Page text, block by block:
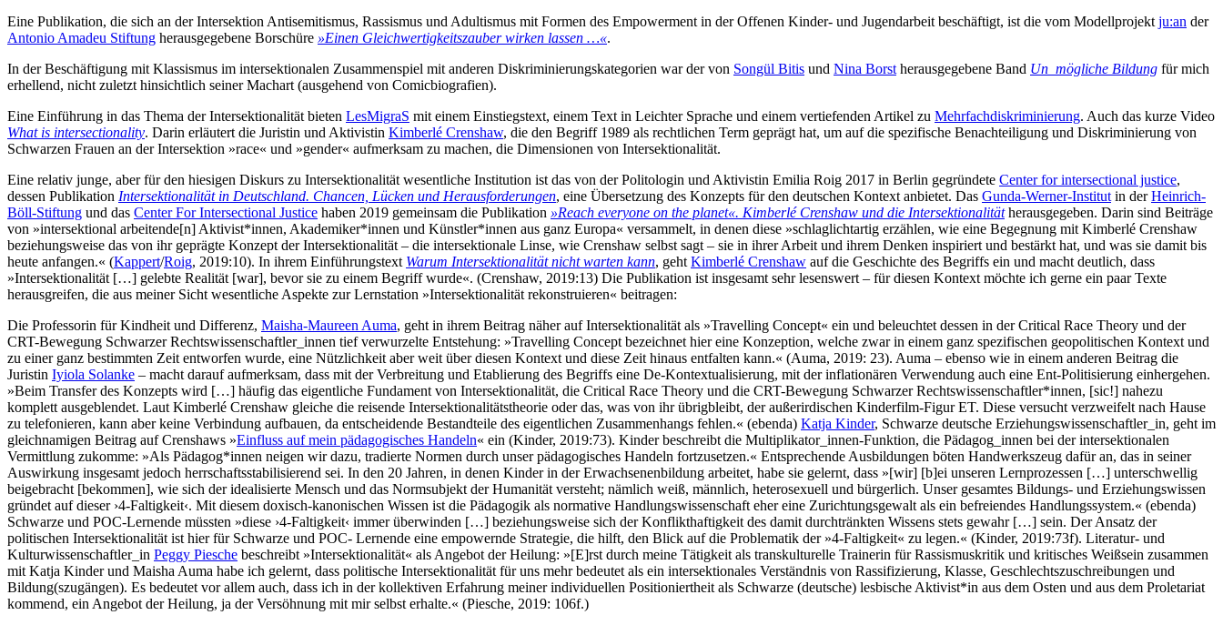
Eine Publikation, die sich an der Intersektion Antisemitismus, Rassismus und Adultismus mit Formen des Empowerment in der Offenen Kinder- und Jugendarbeit beschäftigt, ist die vom Modellprojekt ju:an der
Antonio Amadeu Stiftung herausgegebene Borschüre »Einen Gleichwertigkeitszauber wirken lassen …«.
In der Beschäftigung mit Klassismus im intersektionalen Zusammenspiel mit anderen Diskriminierungskategorien war der von Songül Bitis und Nina Borst herausgegebene Band Un_mögliche Bildung für mich
erhellend, nicht zuletzt hinsichtlich seiner Machart (ausgehend von Comicbiografien).
Eine Einführung in das Thema der Intersektionalität bieten LesMigraS mit einem Einstiegstext, einem Text in Leichter Sprache und einem vertiefenden Artikel zu Mehrfachdiskriminierung. Auch das kurze Video
What is intersectionality. Darin erläutert die Juristin und Aktivistin Kimberlé Crenshaw, die den Begriff 1989 als rechtlichen Term geprägt hat, um auf die spezifische Benachteiligung und Diskriminierung von
Schwarzen Frauen an der Intersektion »race« und »gender« aufmerksam zu machen, die Dimensionen von Intersektionalität.
Eine relativ junge, aber für den hiesigen Diskurs zu Intersektionalität wesentliche Institution ist das von der Politologin und Aktivistin Emilia Roig 2017 in Berlin gegründete Center for intersectional justice,
dessen Publikation Intersektionalität in Deutschland. Chancen, Lücken und Herausforderungen, eine Übersetzung des Konzepts für den deutschen Kontext anbietet. Das Gunda-Werner-Institut in derHeinrich-
Böll-Stiftung und das Center For Intersectional Justice haben 2019 gemeinsam die Publikation »Reach everyone on the planet«. Kimberlé Crenshaw und die Intersektionalitätherausgegeben. Darin sind Beiträge
von »intersektional arbeitende[n] Aktivist*innen, Akademiker*innen und Künstler*innen aus ganz Europa« versammelt, in denen diese »schlaglichtartig erzählen, wie eine Begegnung mit Kimberlé Crenshaw
beziehungsweise das von ihr geprägte Konzept der Intersektionalität – die intersektionale Linse, wie Crenshaw selbst sagt – sie in ihrer Arbeit und ihrem Denken inspiriert und bestärkt hat, und was sie damit bis
heute anfangen.« (Kappert/Roig, 2019:10). In ihrem Einführungstext Warum Intersektionalität nicht warten kann, geht Kimberlé Crenshaw auf die Geschichte des Begriffs ein und macht deutlich, dass
»Intersektionalität […] gelebte Realität [war], bevor sie zu einem Begriff wurde«. (Crenshaw, 2019:13) Die Publikation ist insgesamt sehr lesenswert – für diesen Kontext möchte ich gerne ein paar Texte
herausgreifen, die aus meiner Sicht wesentliche Aspekte zur Lernstation »Intersektionalität rekonstruieren« beitragen:
Die Professorin für Kindheit und Differenz, Maisha-Maureen Auma, geht in ihrem Beitrag näher auf Intersektionalität als »Travelling Concept« ein und beleuchtet dessen in der Critical Race Theory und der
CRT-Bewegung Schwarzer Rechtswissenschaftler_innen tief verwurzelte Entstehung: »Travelling Concept bezeichnet hier eine Konzeption, welche zwar in einem ganz spezifischen geopolitischen Kontext und
zu einer ganz bestimmten Zeit entworfen wurde, eine Nützlichkeit aber weit über diesen Kontext und diese Zeit hinaus entfalten kann.« (Auma, 2019: 23). Auma – ebenso wie in einem anderen Beitrag die
Juristin Iyiola Solanke – macht darauf aufmerksam, dass mit der Verbreitung und Etablierung des Begriffs eine De-Kontextualisierung, mit der inflationären Verwendung auch eine Ent-Politisierung einhergehen.
»Beim Transfer des Konzepts wird […] häufig das eigentliche Fundament von Intersektionalität, die Critical Race Theory und die CRT-Bewegung Schwarzer Rechtswissenschaftler*innen, [sic!] nahezu
komplett ausgeblendet. Laut Kimberlé Crenshaw gleiche die reisende Intersektionalitätstheorie oder das, was von ihr übrigbleibt, der außerirdischen Kinderfilm-Figur ET. Diese versucht verzweifelt nach Hause
zu telefonieren, kann aber keine Verbindung aufbauen, da entscheidende Bestandteile des eigentlichen Zusammenhangs fehlen.« (ebenda) Katja Kinder, Schwarze deutsche Erziehungswissenschaftler_in, geht im
gleichnamigen Beitrag auf Crenshaws »Einfluss auf mein pädagogisches Handeln« ein (Kinder, 2019:73). Kinder beschreibt die Multiplikator_innen-Funktion, die Pädagog_innen bei der intersektionalen
Vermittlung zukomme: »Als Pädagog*innen neigen wir dazu, tradierte Normen durch unser pädagogisches Handeln fortzusetzen.« Entsprechende Ausbildungen böten Handwerkszeug dafür an, das in seiner
Auswirkung insgesamt jedoch herrschaftsstabilisierend sei. In den 20 Jahren, in denen Kinder in der Erwachsenenbildung arbeitet, habe sie gelernt, dass »[wir] [b]ei unseren Lernprozessen […] unterschwellig
beigebracht [bekommen], wie sich der idealisierte Mensch und das Normsubjekt der Humanität versteht; nämlich weiß, männlich, heterosexuell und bürgerlich. Unser gesamtes Bildungs- und Erziehungswissen
gründet auf dieser ›4-Faltigkeit‹. Mit diesem doxisch-kanonischen Wissen ist die Pädagogik als normative Handlungswissenschaft eher eine Zurichtungsgewalt als ein befreiendes Handlungssystem.« (ebenda)
Schwarze und POC-Lernende müssten »diese ›4-Faltigkeit‹ immer überwinden […] beziehungsweise sich der Konflikthaftigkeit des damit durchtränkten Wissens stets gewahr […] sein. Der Ansatz der
politischen Intersektionalität ist hier für Schwarze und POC- Lernende eine empowernde Strategie, die hilft, den Blick auf die Problematik der »4-Faltigkeit« zu legen.« (Kinder, 2019:73f). Literatur- und
Kulturwissenschaftler_in Peggy Piesche beschreibt »Intersektionalität« als Angebot der Heilung: »[E]rst durch meine Tätigkeit als transkulturelle Trainerin für Rassismuskritik und kritisches Weißsein zusammen
mit Katja Kinder und Maisha Auma habe ich gelernt, dass politische Intersektionalität für uns mehr bedeutet als ein intersektionales Verständnis von Rassifizierung, Klasse, Geschlechtszuschreibungen und
Bildung(szugängen). Es bedeutet vor allem auch, dass ich in der kollektiven Erfahrung meiner individuellen Positioniertheit als Schwarze (deutsche) lesbische Aktivist*in aus dem Osten und aus dem Proletariat
kommend, ein Angebot der Heilung, ja der Versöhnung mit mir selbst erhalte.« (Piesche, 2019: 106f.)